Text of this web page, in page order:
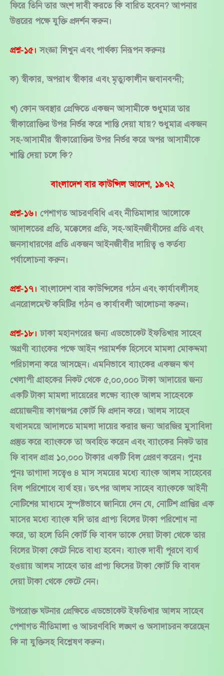
ফিরে তিনি তার অংশ দাবী করতে কি বারিত হবেন? আপনার
উত্তরের পক্ষে যুক্তি প্রদর্শন করুন।
প্রশ্ন-১৫। সংজ্ঞা লিখুন এবং পার্থক্য নিরূপন করুনঃ
ক) স্বীকার, অপরাধ স্বীকার এবং মৃত্যুকালীন জবানবন্দী;
খ) কোন অবস্থার প্রেক্ষিতে একজন আসামীকে শুধুমাত্র তার
স্বীকারোক্তির উপর নির্ভর করে শাস্তি দেয়া যায়? শুধুমাত্র একজন
সহ-আসামীর স্বীকারোক্তির উপর নির্ভর করে অপর আসামীকে
শান্তি দেয়া চলে কি?
বাংলাদেশ বার কাউন্সিল আদেশ, ১৯৭২
প্রশ্ন-১৬। পেশাগত আচরণবিধি এবং নীতিমালার আলোকে
আদালতের প্রতি, মক্কেলের প্রতি, সহ-আইনজীবীদের প্রতি এবং
জনসাধারণের প্রতি একজন আইনজীবীর দায়িত্ব ও কর্তব্য
পর্যালোচনা করুন।
প্রশ্ন-১৭। বাংলাদেশ বার কাউন্সিলের গঠন এবং কার্যাবলীসহ
এনরোলমেন্ট কমিটির গঠন ও কার্যাবলী আলোচনা করুন।
প্রশ্ন-১৮। ঢাকা মহানগরের জন্য এডভোকেট ইফতিখার সাহেব
অগ্রণী ব্যাংকের পক্ষে আইন পরামর্শক হিসেবে মামলা মোকদ্দমা
পরিচালনা করে আসছেন। এমনিভাবে ব্যাংকের একজন ঋণ
খেলাপী গ্রাহকের নিকট থেকে ৫,০০,০০০ টাকা আদায়ের জন্য
একটি টাকা মামলা দায়েরের লক্ষ্যে ব্যাংক আলম সাহেবকে
প্রয়োজনীয় কাগজপত্র কোর্ট ফি প্রদান করে। আলম সাহেব
যথাসময়ে আদালতে মামলা দায়ের করার জন্য আরজির মুসাবিদা
প্রস্তুত করে ব্যাংককে তা অবহিত করেন এবং ব্যাংকের নিকট তার
ফি বাবদ প্রাপ্র ১০,০০০ টাকার একটি বিল প্রেরণ করেন। পুনঃ
পুনঃ তাগাদা সত্বেও ৪ মাস সময়ের মধ্যে ব্যাংক আলম সাহেবের
বিল পরিশোধে ব্যর্থ হয়। তৎপর আলম সাহেব ব্যাংককে আইনী
নোটিশের মাধ্যমে সুস্পষ্টভাবে জানিয়ে দেন যে, নোটিশ প্রাপ্তির এক
মাসের মধ্যে ব্যাংক যদি তার প্রাপ্য বিলের টাকা পরিশোধ না
করে, তা হলে তিনি কোর্ট ফি বাবদ তাকে দেয়া টাকা থেকে তার
বিলের টাকা কেটে নিতে বাধ্য হবেন। ব্যাংক দাবী পূরণে ব্যর্থ
হওয়ায় আলম সাহেব তার প্রাপ্য ফিসের টাকা কোর্ট ফি বাবদ
দেয়া টাকা থেকে কেটে নেন।
উপরোক্ত ঘটনার প্রেক্ষিতে এডভোকেট ইফতিখার আলম সাহেব
পেশাগত নীতিমালা ও আচরণবিধি লঙ্ঘণ ও অসাদাচরন করেছেন
কি না যুক্তিসহ বিশ্লেষণ করুন।